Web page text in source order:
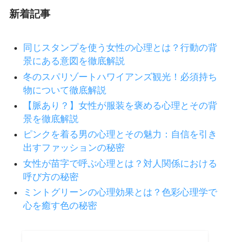
新着記事
同じスタンプを使う女性の心理とは？行動の背
景にある意図を徹底解説
冬のスパリゾートハワイアンズ観光！必須持ち
物について徹底解説
【脈あり？】女性が服装を褒める心理とその背
景を徹底解説
ピンクを着る男の心理とその魅力：自信を引き
出すファッションの秘密
女性が苗字で呼ぶ心理とは？対人関係における
呼び方の秘密
ミントグリーンの心理効果とは？色彩心理学で
心を癒す色の秘密